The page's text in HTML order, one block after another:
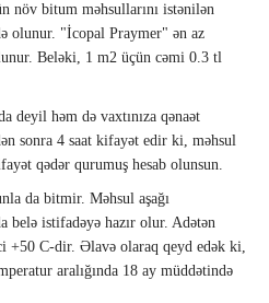
növ bitum məhsullarını istənilən
olunur. "İcopal Praymer" ən az
Beləki, 1 m2 üçün cəmi 0.3 tl
deyil həm də vaxtınıza qənaət
sonra 4 saat kifayət edir ki, məhsul
qədər qurumuş hesab olunsun.
da bitmir. Məhsul aşağı
belə istifadəyə hazır olur. Adətən
+50 C-dir. Əlavə olaraq qeyd edək ki,
aralığında 18 ay müddətində